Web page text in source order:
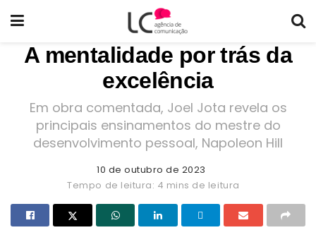
A mentalidade por trás da
excelência
Em obra comentada, Joel Jota revela os
principais ensinamentos do mestre do
desenvolvimento pessoal, Napoleon Hill
10 de outubro de 2023
Tempo de leitura: 4 mins de leitura